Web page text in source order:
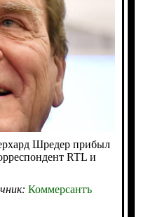
Шредер прибыл
RTL и
Коммерсантъ